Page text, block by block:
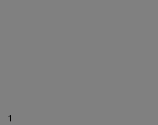
1